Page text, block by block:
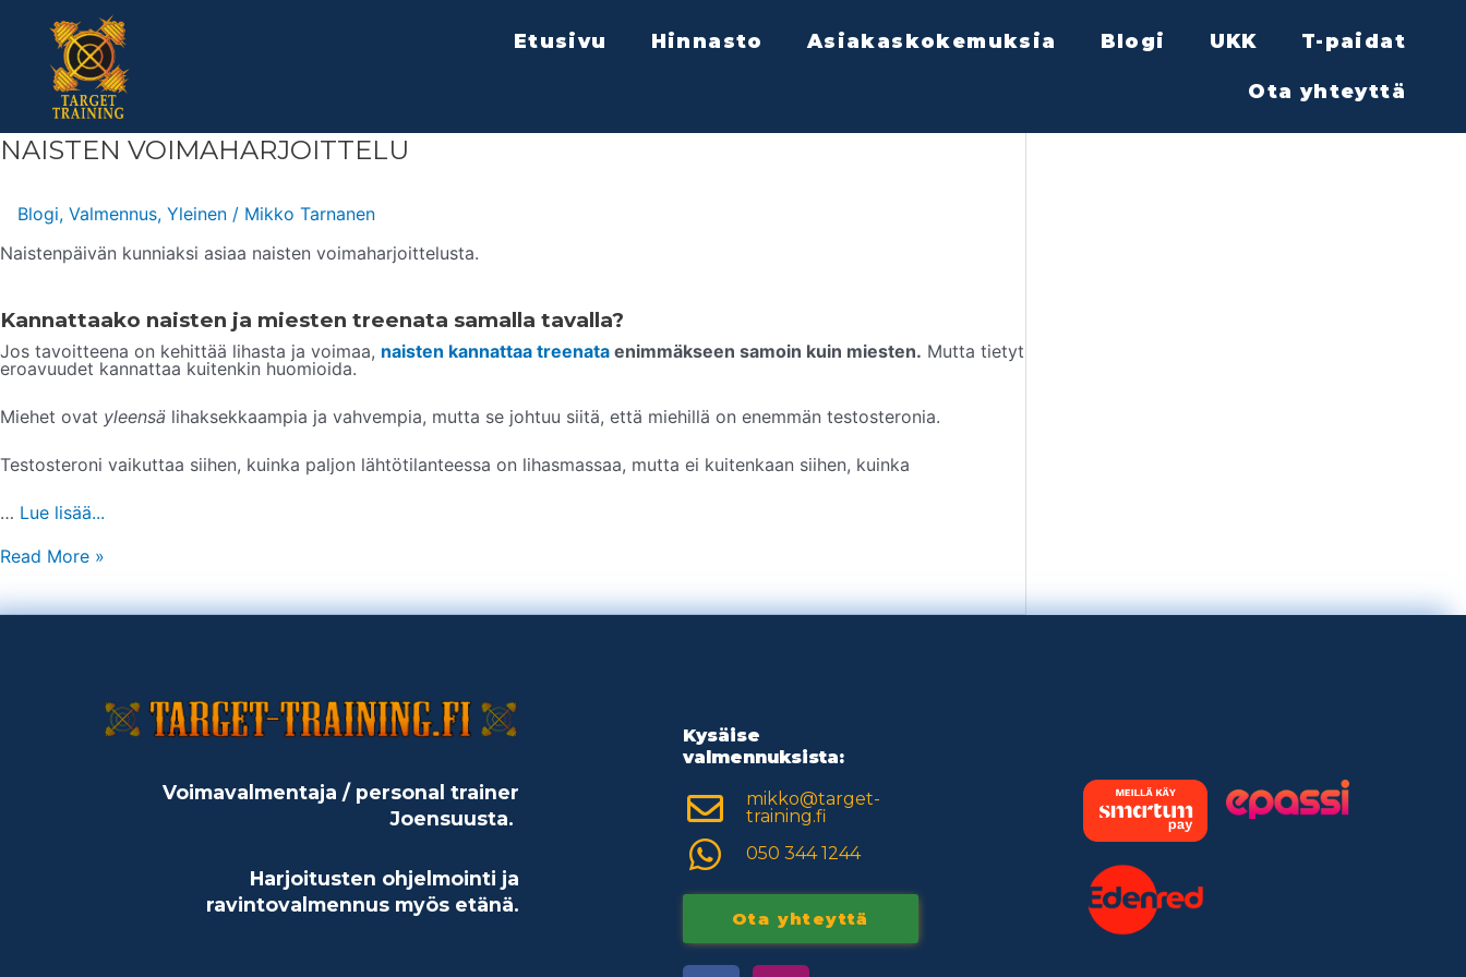
content
Etusivu Hinnasto Asiakaskokemuksia Blogi UKK T-paidat
Ota yhteyttä
NAISTEN VOIMAHARJOITTELU
Blogi, Valmennus, Yleinen / Mikko Tarnanen
Naistenpäivän kunniaksi asiaa naisten voimaharjoittelusta.
Kannattaako naisten ja miesten treenata samalla tavalla?
Jos tavoitteena on kehittää lihasta ja voimaa, naisten kannattaa treenata enimmäkseen samoin kuin miesten. Mutta tietyt
eroavuudet kannattaa kuitenkin huomioida.
Miehet ovat yleensä lihaksekkaampia ja vahvempia, mutta se johtuu siitä, että miehillä on enemmän testosteronia.
Testosteroni vaikuttaa siihen, kuinka paljon lähtötilanteessa on lihasmassaa, mutta ei kuitenkaan siihen, kuinka
… Lue lisää...
NAISTEN
VOIMAHARJOITTELU
Read More »
Voimavalmentaja / personal trainer
Joensuusta.
Harjoitusten ohjelmointi ja
ravintovalmennus myös etänä.
Kysäise
valmennuksista:
mikko@target-
training.fi
050 344 1244
Ota yhteyttä